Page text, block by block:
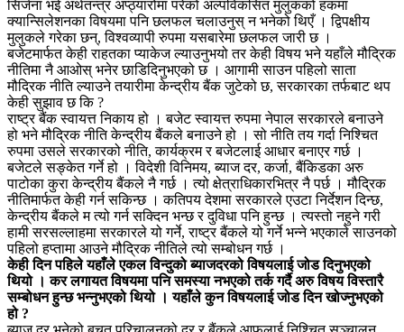
सिर्जना भई अर्थतन्त्र अप्ठ्यारोमा परेको अल्पविकसित मुलुकको हकमा
क्यान्सिलेशनका विषयमा पनि छलफल चलाउनुस् न भनेको थिएँ । द्विपक्षीय
मुलुकले गरेका छन्, विश्वव्यापी रुपमा यसबारेमा छलफल जारी छ ।
बजेटमार्फत केही राहतका प्याकेज ल्याउनुभयो तर केही विषय भने यहाँले मौद्रिक
नीतिमा नै आओस् भनेर छाडिदिनुभएको छ । आगामी साउन पहिलो साता
मौद्रिक नीति ल्याउने तयारीमा केन्द्रीय बैंक जुटेको छ, सरकारका तर्फबाट थप
केही सुझाव छ कि ?
राष्ट्र बैंक स्वायत्त निकाय हो । बजेट स्वायत्त रुपमा नेपाल सरकारले बनाउने
हो भने मौद्रिक नीति केन्द्रीय बैंकले बनाउने हो । सो नीति तय गर्दा निश्चित
रुपमा उसले सरकारको नीति, कार्यक्रम र बजेटलाई आधार बनाएर गर्छ ।
बजेटले सङ्केत गर्ने हो । विदेशी विनिमय, ब्याज दर, कर्जा, बैंकिडका अरु
पाटोका कुरा केन्द्रीय बैंकले नै गर्छ । त्यो क्षेत्राधिकारभित्र नै पर्छ । मौद्रिक
नीतिमार्फत केही गर्न सकिन्छ । कतिपय देशमा सरकारले एउटा निर्देशन दिन्छ,
केन्द्रीय बैंकले म त्यो गर्न सक्दिन भन्छ र दुविधा पनि हुन्छ । त्यस्तो नहुने गरी
हामी सरसल्लाहमा सरकारले यो गर्ने, राष्ट्र बैंकले यो गर्ने भन्ने भएकाले साउनको
पहिलो हप्तामा आउने मौद्रिक नीतिले त्यो सम्बोधन गर्छ ।
केही दिन पहिले यहाँले एकल विन्दुको ब्याजदरको विषयलाई जोड दिनुभएको
थियो । कर लगायत विषयमा पनि समस्या नभएको तर्क गर्दै अरु विषय विस्तारै
सम्बोधन हुन्छ भन्नुभएको थियो । यहाँले कुन विषयलाई जोड दिन खोज्नुभएको
हो ?